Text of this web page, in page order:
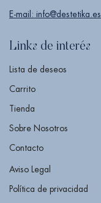
E-mail: info@destetika.es
Links de interés
Lista de deseos
Carrito
Tienda
Sobre Nosotros
Contacto
Aviso Legal
Política de privacidad